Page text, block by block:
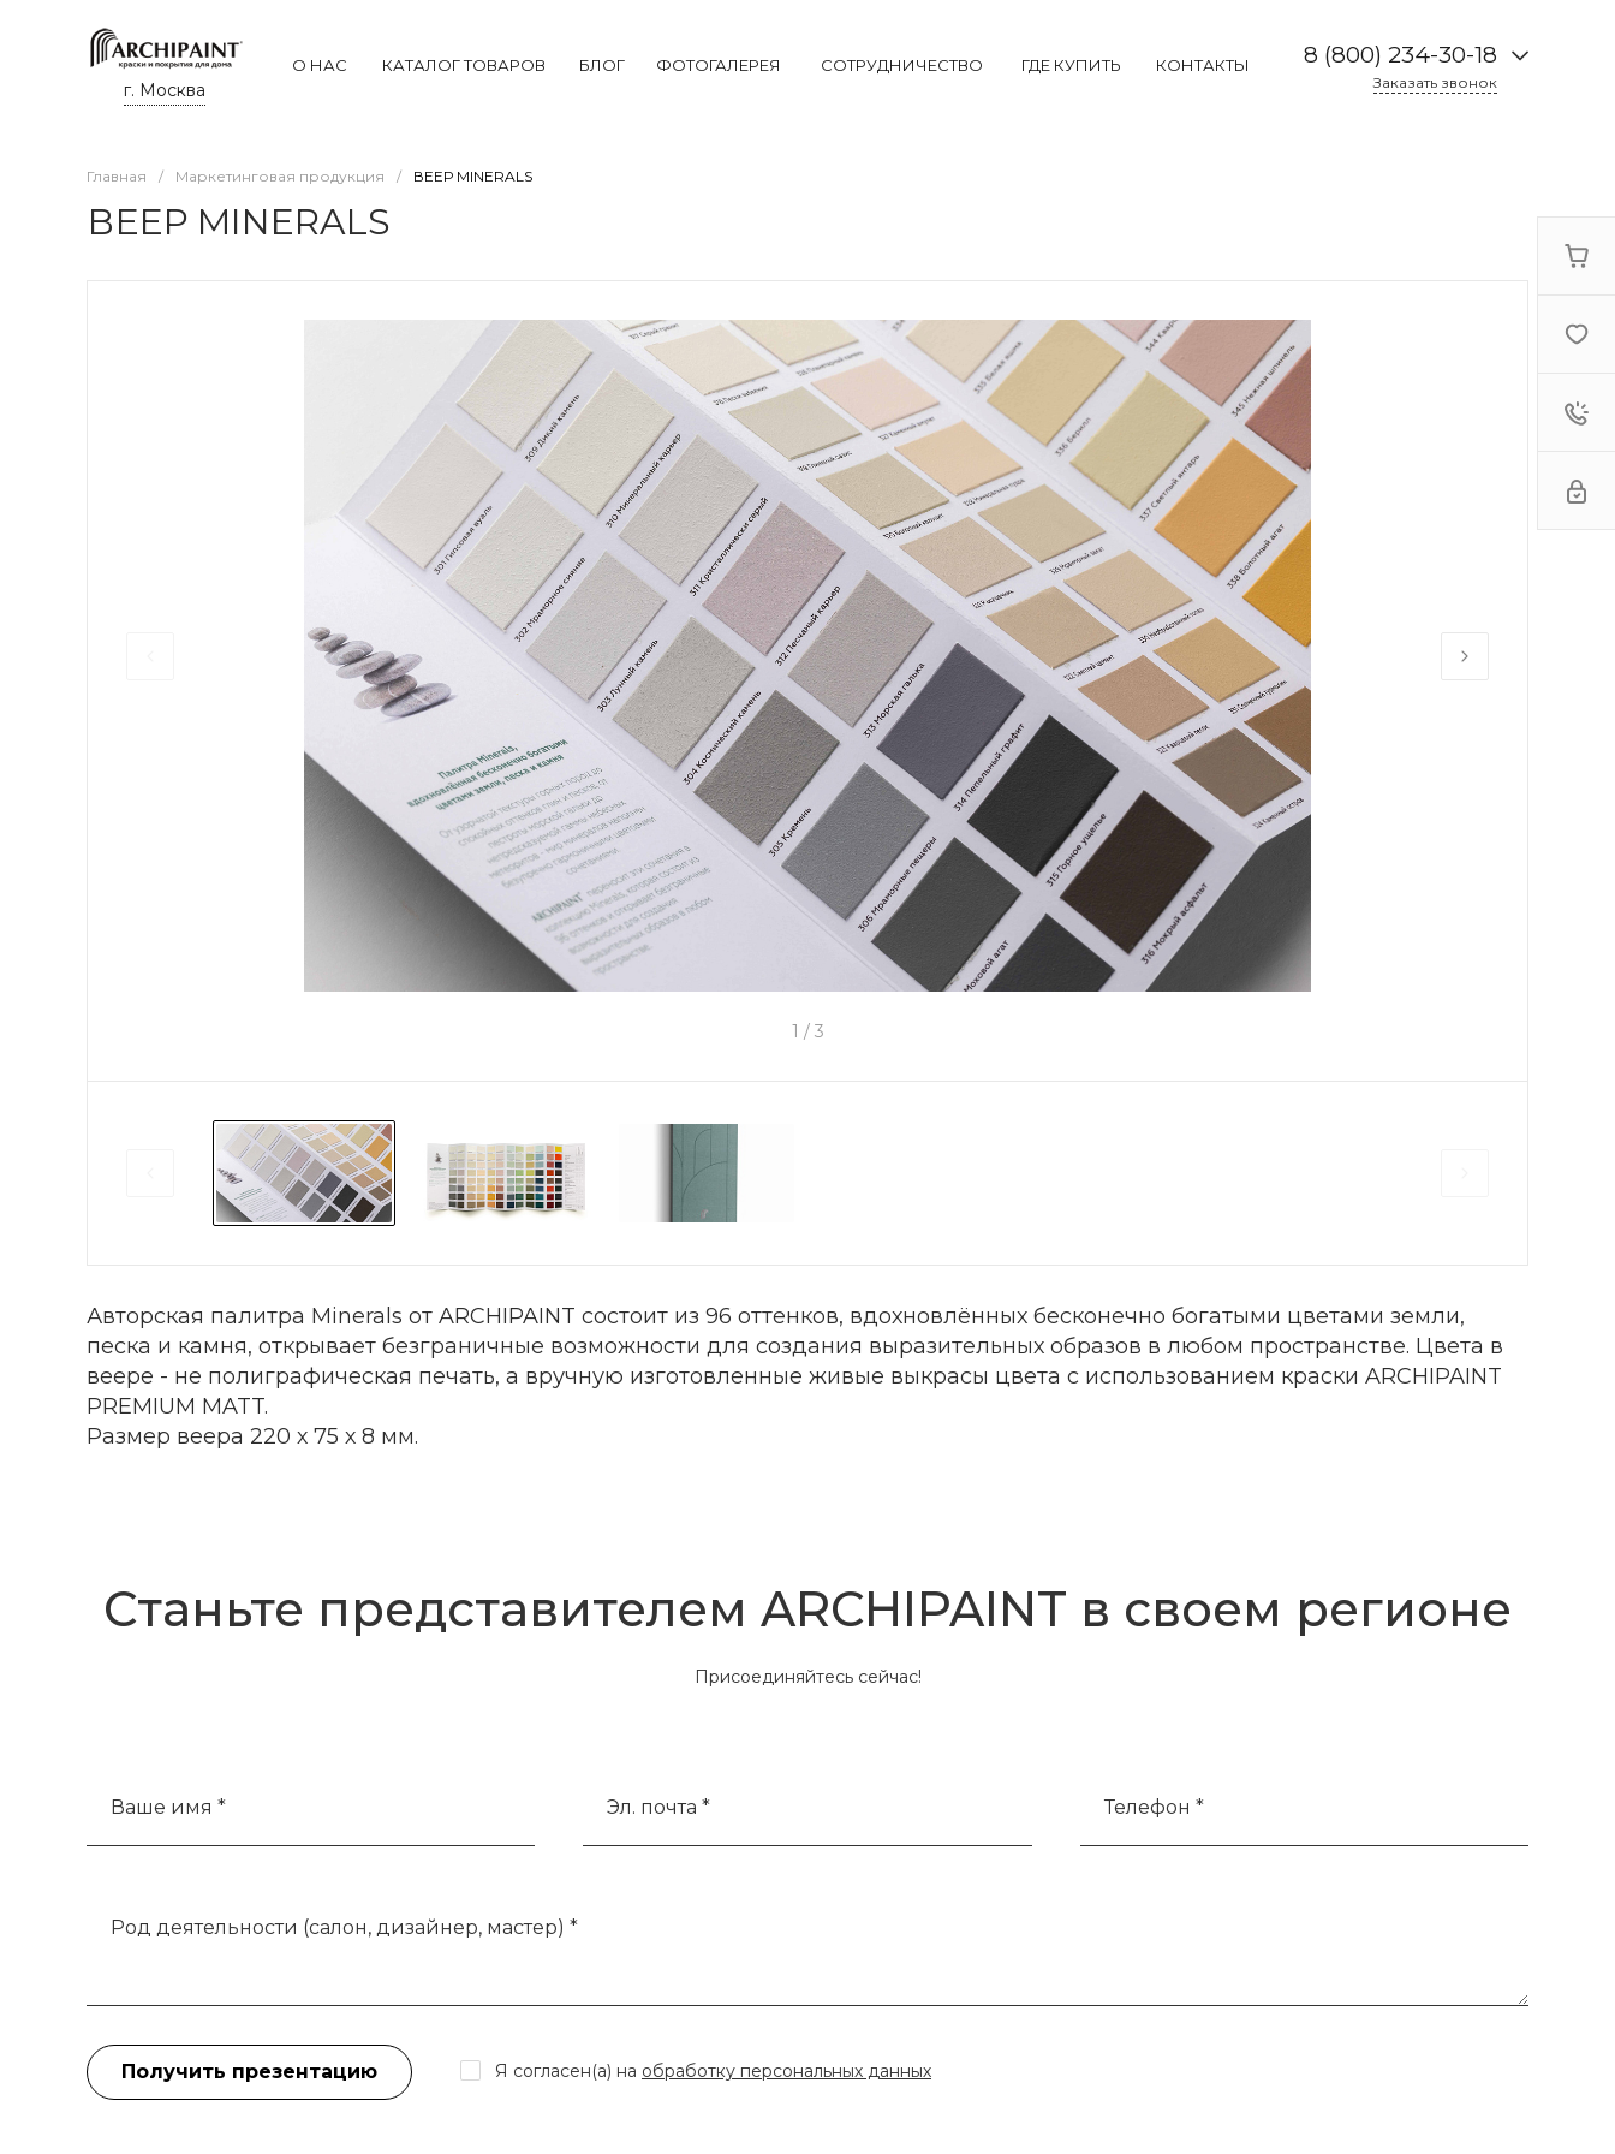
г. Москва
О НАС КАТАЛОГ ТОВАРОВ БЛОГ ФОТОГАЛЕРЕЯ СОТРУДНИЧЕСТВО ГДЕ КУПИТЬ КОНТАКТЫ 8 (800) 234-30-18
Заказать звонок
Главная / Маркетинговая продукция / ВЕЕР MINERALS
ВЕЕР MINERALS
1 / 3
Авторская палитра Minerals от ARCHIPAINT состоит из 96 оттенков, вдохновлённых бесконечно богатыми цветами земли,
песка и камня, открывает безграничные возможности для создания выразительных образов в любом пространстве. Цвета в
веере - не полиграфическая печать, а вручную изготовленные живые выкрасы цвета с использованием краски ARCHIPAINT
PREMIUM MATT.
Размер веера 220 х 75 х 8 мм.
Станьте представителем ARCHIPAINT в своем регионе
Присоединяйтесь сейчас!
Ваше имя * Эл. почта * Телефон *
Род деятельности (салон, дизайнер, мастер) *
Получить презентацию Я согласен(а) на обработку персональных данных